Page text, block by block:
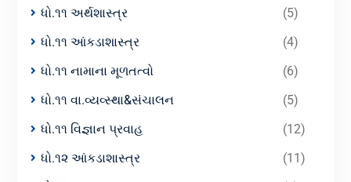
ધો.૧૧ અર્થશાસ્ત્ર
(5)
ધો.૧૧ આંકડાશાસ્ત્ર
(4)
ધો.૧૧ નામાના મૂળતત્વો
(6)
ધો.૧૧ વા.વ્યવ્સ્થા&સંચાલન
(5)
ધો.૧૧ વિજ્ઞાન પ્રવાહ
(12)
ધો.૧૨ આંકડાશાસ્ત્ર
(11)